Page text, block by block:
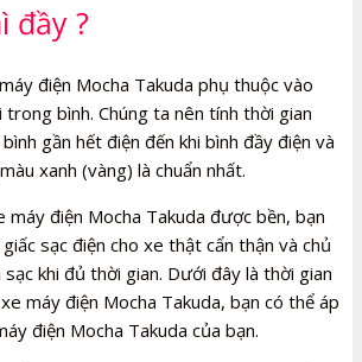
đầy ?
điện Mocha Takuda phụ thuộc vào
trong bình. Chúng ta nên tính thời gian
gần hết điện đến khi bình đầy điện và
xanh (vàng) là chuẩn nhất.
máy điện Mocha Takuda được bền, bạn
sạc điện cho xe thật cẩn thận và chủ
khi đủ thời gian. Dưới đây là thời gian
máy điện Mocha Takuda, bạn có thể áp
điện Mocha Takuda của bạn.